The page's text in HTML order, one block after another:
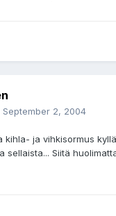
September 2, 2004
kihla- ja vihkisormus
sellaista... Siitä